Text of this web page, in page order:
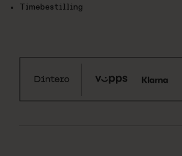
Timebestilling